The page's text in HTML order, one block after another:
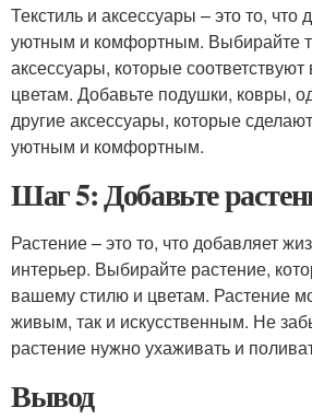
Текстиль и аксессуары – это то, что
уютным и комфортным. Выбирайте
аксессуары, которые
цветам. Добавьте подушки, ковры,
другие аксессуары, которые
уютным и комфортным.
Шаг 5: Добавьте
Растение – это то, что добавляет
интерьер. Выбирайте растение,
вашему стилю и цветам. Растение
живым, так и искусственным. Не
растение нужно ухаживать и
Вывод